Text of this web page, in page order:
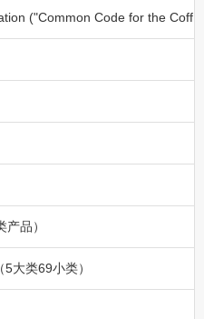
("Common Code for the Coff
品）
大类69小类）